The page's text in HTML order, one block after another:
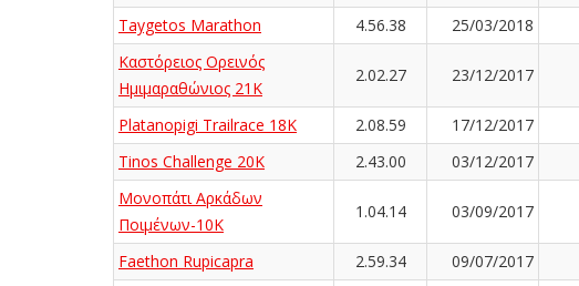
Taygetos Marathon
4.56.38 25/03/2018
Καστόρειος Ορεινός
Ημιμαραθώνιος 21Κ
2.02.27 23/12/2017
Platanopigi Trailrace 18K 2.08.59 17/12/2017
Tinos Challenge 20K
2.43.00 03/12/2017
Μονοπάτι Αρκάδων
Ποιμένων-10Κ
1.04.14 03/09/2017
Faethon Rupicapra 2.59.34 09/07/2017